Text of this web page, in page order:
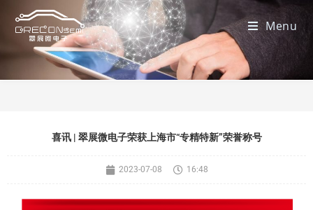
Menu
喜讯 | 翠展微电子荣获上海市“专精特新”荣誉称号
2023-07-08 16:48